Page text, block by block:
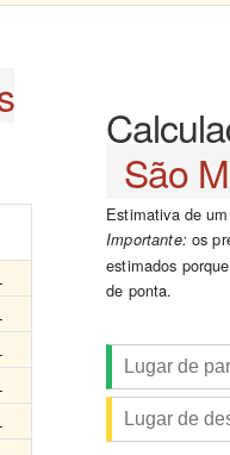
São
Estimativa de
Importante:os
estimados
de ponta.